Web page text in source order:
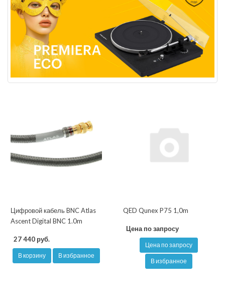
Цифровой кабель BNC Atlas
Ascent Digital BNC 1.0m
27 440 руб.
В корзину В избранное
QED Qunex P75 1,0m
Цена по запросу
Цена по запросу
В избранное